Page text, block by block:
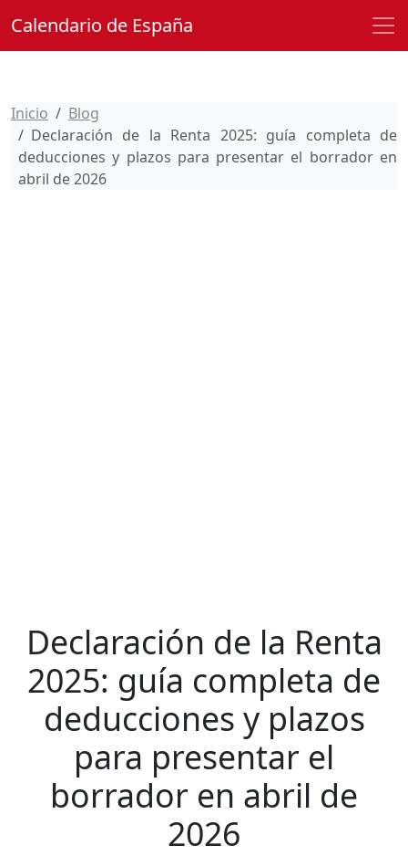
Calendario de España
Inicio
Blog
Declaración de la Renta 2025: guía completa de
deducciones y plazos para presentar el borrador en
abril de 2026
Declaración de la Renta
2025: guía completa de
deducciones y plazos
para presentar el
borrador en abril de
2026